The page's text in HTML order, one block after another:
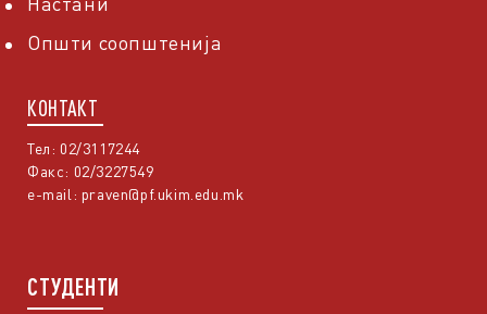
Општи соопштенија
КОНТАКТ
Тел: 02/3117244
Факс: 02/3227549
e-mail: praven@pf.ukim.edu.mk
СТУДЕНТИ